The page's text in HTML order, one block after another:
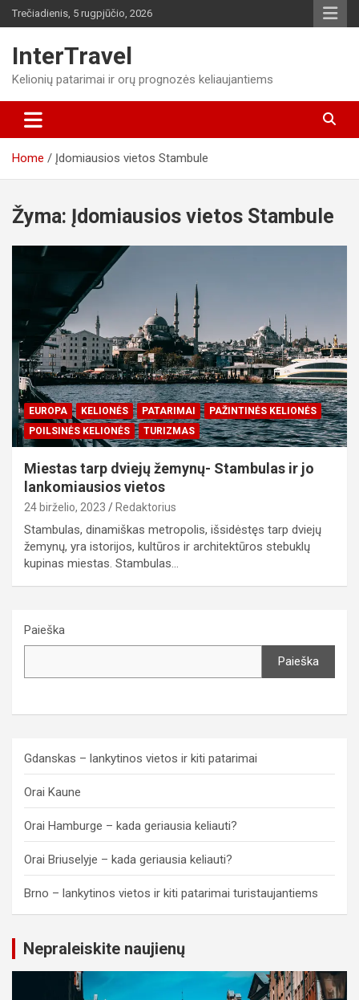
Skip
to
Trečiadienis, 5 rugpjūčio, 2026
InterTravel
Kelionių patarimai ir orų prognozės keliaujantiems
Home Įdomiausios vietos Stambule
Žyma: Įdomiausios vietos Stambule
EUROPA KELIONĖS PATARIMAI
PAŽINTINĖS KELIONĖS
POILSINĖS KELIONĖS
TURIZMAS
Miestas tarp dviejų žemynų- Stambulas ir jo
lankomiausios vietos
24 birželio, 2023 Redaktorius
Stambulas, dinamiškas metropolis, išsidėstęs tarp dviejų
žemynų, yra istorijos, kultūros ir architektūros stebuklų
kupinas miestas. Stambulas…
Paieška
Paieška
Gdanskas – lankytinos vietos ir kiti patarimai
Orai Kaune
Orai Hamburge – kada geriausia keliauti?
Orai Briuselyje – kada geriausia keliauti?
Brno – lankytinos vietos ir kiti patarimai turistaujantiems
Nepraleiskite naujienų